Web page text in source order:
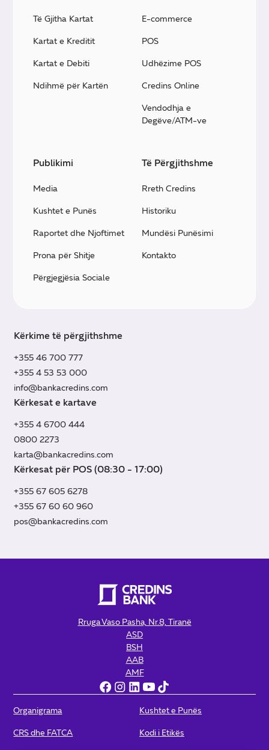
Të Gjitha Kartat
Kartat e Kreditit
Kartat e Debiti
Ndihmë për Kartën
E-commerce
POS
Udhëzime POS
Credins Online
Vendodhja e
Degëve/ATM-ve
Publikimi
Media
Kushtet e Punës
Raportet dhe Njoftimet
Prona për Shitje
Përgjegjësia Sociale
Të Përgjithshme
Rreth Credins
Historiku
Mundësi Punësimi
Kontakto
Kërkime të përgjithshme
+355 46 700 777
+355 4 53 53 000
info@bankacredins.com
Kërkesat e kartave
+355 4 6700 444
0800 2273
karta@bankacredins.com
Kërkesat për POS (08:30 - 17:00)
+355 67 605 6278
+355 67 60 60 960
pos@bankacredins.com
Rruga Vaso Pasha, Nr.8, Tiranë
ASD
BSH
AAB
AMF
Organigrama Kushtet e Punës
CRS dhe FATCA Kodi i Etikës